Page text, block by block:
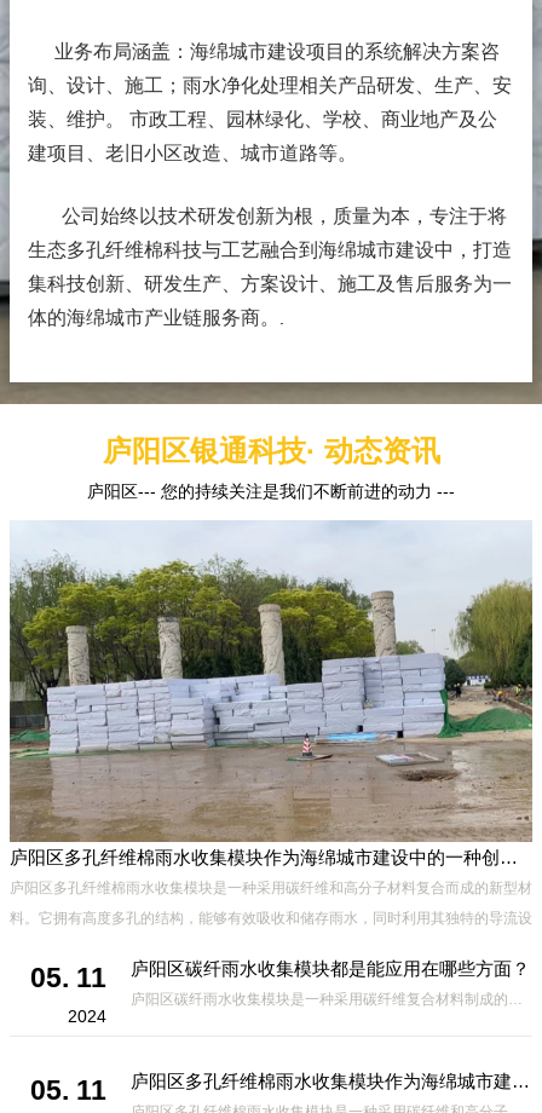
业务布局涵盖：海绵城市建设项目的系统解决方案咨
询、设计、施工；雨水净化处理相关产品研发、生产、安
装、维护。 市政工程、园林绿化、学校、商业地产及公
建项目、老旧小区改造、城市道路等。
公司始终以技术研发创新为根，质量为本，专注于将
生态多孔纤维棉科技与工艺融合到海绵城市建设中，打造
集科技创新、研发生产、方案设计、施工及售后服务为一
体的海绵城市产业链服务商。
庐阳区银通科技· 动态资讯
庐阳区--- 您的持续关注是我们不断前进的动力 ---
庐阳区多孔纤维棉雨水收集模块作为海绵城市建设中的一种创新材料
庐阳区多孔纤维棉雨水收集模块是一种采用碳纤维和高分子材料复合而成的新型材
料。它拥有高度多孔的结构，能够有效吸收和储存雨水，同时利用其独特的导流设
05. 11
2024
庐阳区碳纤雨水收集模块都是能应用在哪些方面？
庐阳区碳纤雨水收集模块是一种采用碳纤维复合材料制成的雨水收集装置，具有*、环保、可持续等诸多优点。这种模块的设计独特，结构轻巧且强度高，耐腐蚀，能够在各种环境条件下稳定运行。其广泛的应用领域不仅体现在城市规
05. 11 庐阳区多孔纤维棉雨水收集模块作为海绵城市建设中的一种创新材料